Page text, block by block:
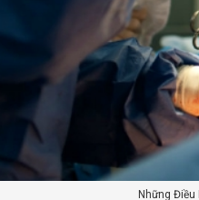
Những Điều